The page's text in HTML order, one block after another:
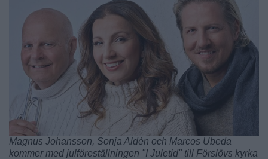
Magnus Johansson, Sonja Aldén och Marcos Ubeda
kommer med julföreställningen "I Juletid" till Förslövs kyrka